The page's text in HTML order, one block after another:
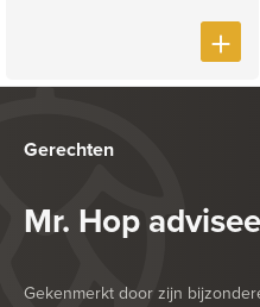
Gerechten
Mr. Hop
Gekenmerkt door zijn